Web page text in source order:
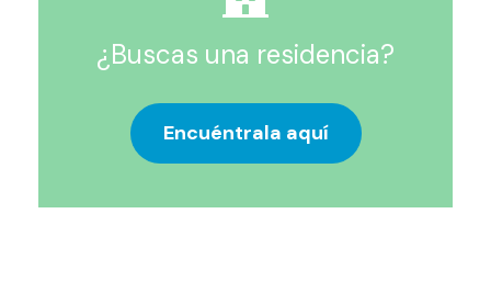
¿Buscas una residencia?
Encuéntrala aquí